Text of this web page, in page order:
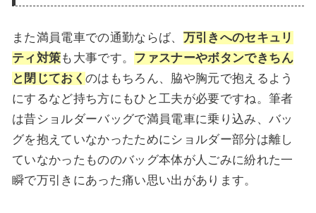
また満員電車での通勤ならば、 万引きへのセキュリ
ティ対策も大事です。 ファスナーやボタンできちん
と閉じておくのはもちろん、脇や胸元で抱えるよう
にするなど持ち方にもひと工夫が必要ですね。筆者
は昔ショルダーバッグで満員電車に乗り込み、バッ
グを抱えていなかったためにショルダー部分は離し
ていなかったもののバッグ本体が人ごみに紛れた一
瞬で万引きにあった痛い思い出があります。